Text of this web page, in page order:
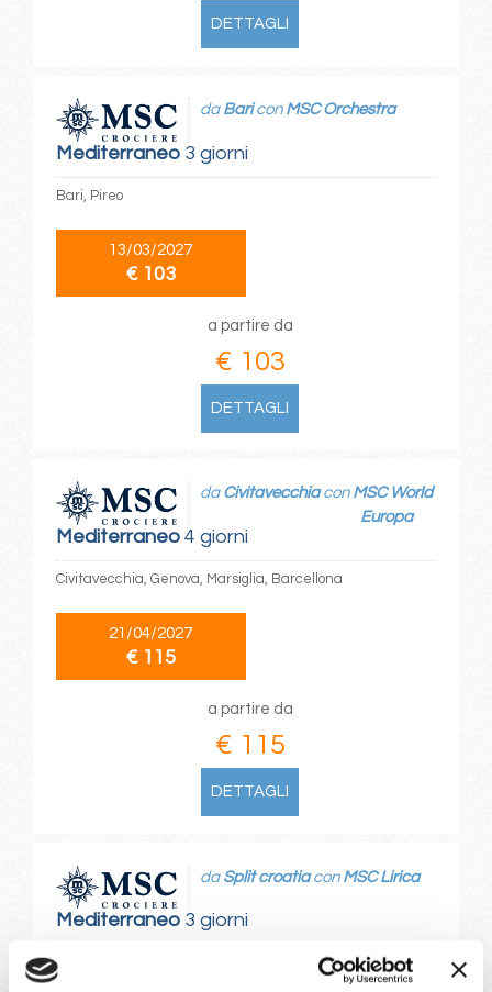
DETTAGLI
Mediterraneo3 giorni
da Baricon MSC Orchestra
Bari, Pireo
13/03/2027
€ 103
a partire da
€ 103
DETTAGLI
Mediterraneo4 giorni
da Civitavecchiacon MSC World
Europa
Civitavecchia, Genova, Marsiglia, Barcellona
21/04/2027
€ 115
a partire da
€ 115
DETTAGLI
Mediterraneo3 giorni
da Split croatiacon MSC Lirica
Split croatia, Venezia, Bari